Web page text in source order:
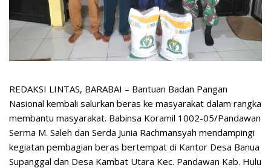
REDAKSI LINTAS, BARABAI – Bantuan Badan Pangan
Nasional kembali salurkan beras ke masyarakat dalam rangka
membantu masyarakat. Babinsa Koramil 1002-05/Pandawan
Serma M. Saleh dan Serda Junia Rachmansyah mendampingi
kegiatan pembagian beras bertempat di Kantor Desa Banua
Supanggal dan Desa Kambat Utara Kec. Pandawan Kab. Hulu